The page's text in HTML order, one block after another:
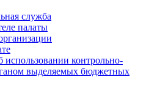
служба
палаты
использовании контрольно-
выделяемых бюджетных